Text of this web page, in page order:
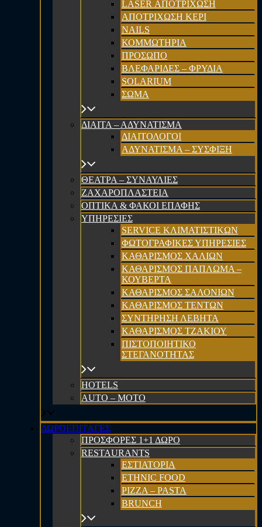
LASER ΑΠΟΤΡΙΧΩΣΗ
ΑΠΟΤΡΙΧΩΣΗ ΚΕΡΙ
NAILS
ΚΟΜΜΩΤΗΡΙΑ
ΠΡΟΣΩΠΟ
ΒΛΕΦΑΡΙΔΕΣ – ΦΡΥΔΙΑ
SOLARIUM
ΣΩΜΑ
ΔΙΑΙΤΑ – ΑΔΥΝΑΤΙΣΜΑ
ΔΙΑΙΤΟΛΟΓΟΙ
ΑΔΥΝΑΤΙΣΜΑ – ΣΥΣΦΙΞΗ
ΘΕΑΤΡΑ – ΣΥΝΑΥΛΙΕΣ
ΖΑΧΑΡΟΠΛΑΣΤΕΙΑ
ΟΠΤΙΚΑ & ΦΑΚΟΙ ΕΠΑΦΗΣ
ΥΠΗΡΕΣΙΕΣ
SERVICE ΚΛΙΜΑΤΙΣΤΙΚΩΝ
ΦΩΤΟΓΡΑΦΙΚΕΣ ΥΠΗΡΕΣΙΕΣ
ΚΑΘΑΡΙΣΜΟΣ ΧΑΛΙΩΝ
ΚΑΘΑΡΙΣΜΟΣ ΠΑΠΛΩΜΑ –
ΚΟΥΒΕΡΤΑ
ΚΑΘΑΡΙΣΜΟΣ ΣΑΛΟΝΙΩΝ
ΚΑΘΑΡΙΣΜΟΣ ΤΕΝΤΩΝ
ΣΥΝΤΗΡΗΣΗ ΛΕΒΗΤΑ
ΚΑΘΑΡΙΣΜΟΣ ΤΖΑΚΙΟΥ
ΠΙΣΤΟΠΟΙΗΤΙΚΟ
ΣΤΕΓΑΝΟΤΗΤΑΣ
HOTELS
AUTO – MOTO
ΔΩΡΟΕΠΙΤΑΓΕΣ
ΠΡΟΣΦΟΡΕΣ 1+1 ΔΩΡΟ
RESTAURANTS
ΕΣΤΙΑΤΟΡΙΑ
ETHNIC FOOD
PIZZA – PASTA
BRUNCH